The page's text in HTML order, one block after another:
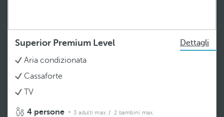
Superior Premium Level
Dettagli
Aria condizionata
Cassaforte
TV
4 persone 3 adulti max. / 2 bambini max.